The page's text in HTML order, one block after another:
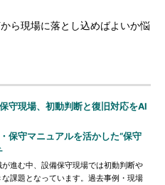
ら現場に落とし込めばよいか悩
守現場、初動判断と復旧対応をAI
保守マニュアルを活かした“保守
進む中、設備保守現場では初動判断や
課題となっています。過去事例・現場